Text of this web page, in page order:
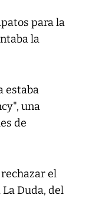
para la
la
estaba
una
de
el
Duda, del